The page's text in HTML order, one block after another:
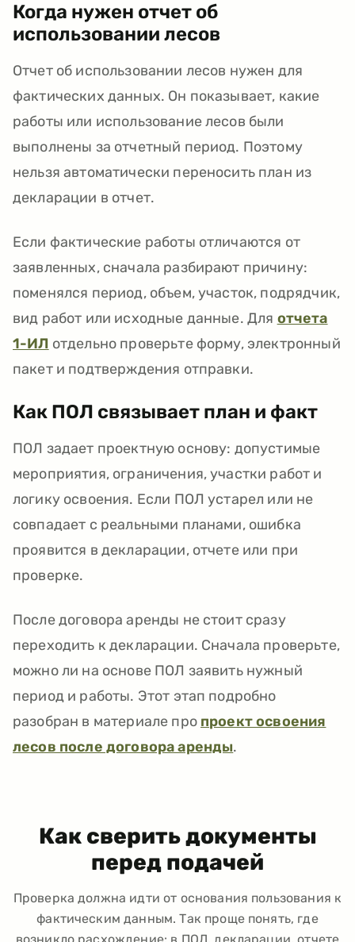
Когда нужен отчет об
использовании лесов
Отчет об использовании лесов нужен для
фактических данных. Он показывает, какие
работы или использование лесов были
выполнены за отчетный период. Поэтому
нельзя автоматически переносить план из
декларации в отчет.
Если фактические работы отличаются от
заявленных, сначала разбирают причину:
поменялся период, объем, участок, подрядчик,
вид работ или исходные данные. Для отчета
1-ИЛ отдельно проверьте форму, электронный
пакет и подтверждения отправки.
Как ПОЛ связывает план и факт
ПОЛ задает проектную основу: допустимые
мероприятия, ограничения, участки работ и
логику освоения. Если ПОЛ устарел или не
совпадает с реальными планами, ошибка
проявится в декларации, отчете или при
проверке.
После договора аренды не стоит сразу
переходить к декларации. Сначала проверьте,
можно ли на основе ПОЛ заявить нужный
период и работы. Этот этап подробно
разобран в материале про проект освоения
лесов после договора аренды.
Как сверить документы
перед подачей
Проверка должна идти от основания пользования к
фактическим данным. Так проще понять, где